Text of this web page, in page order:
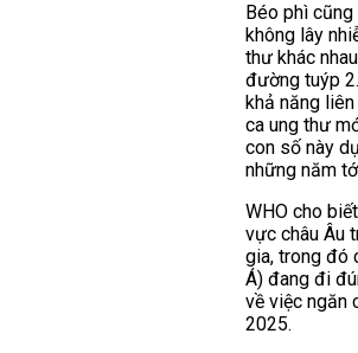
Béo phì
không lây
thư khác
đường tuýp
khả năng
ca ung thư
con số này
những năm
WHO cho
vực châu Âu
gia, trong đó
Á) đang đi
về việc ngăn
2025.